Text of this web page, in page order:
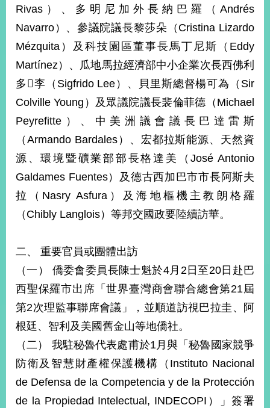
導
覽
於
本
新
聞
中
心
交
資
訊
國
與
區
國
際
播
府
資
訊
公
開
Rivas）、多明尼加外長納巴羅（Andrés
Navarro）、參議院議長黎莎朵（Cristina Lizardo
Mézquita）及科技園區董事長馬丁尼斯（Eddy
Martínez）、瓜地馬拉經濟部中小企業次長西佛利
多李（Sigfrido Lee）、貝里斯總督楊可為（Sir
Colville Young）及眾議院議長裴倫菲德（Michael
Peyrefitte）、中美洲議會議長巴達雷斯
（Armando Bardales）、宏都拉斯能源、天然資
源、環境暨礦業部部長格達美（José Antonio
Galdames Fuentes）及德古西加巴市市長阿斯夫
拉（Nasry Asfura）及海地樞機主教朗格羅
（Chibly Langlois）等邦交國政要陸續訪華。
二、 重要官員或團體出訪
（一） 僑委會委員長陳士魁於4月2日至20日赴巴
西聖保羅市出席「世界臺灣商會聯合總會第21屆
第2次理監事聯席會議」，並順道訪視巴拉圭、阿
根廷、智利及美國舊金山等地僑社。
（二） 我駐秘魯代表處甫於1月與「秘魯國家競爭
防衛及智慧財產權保護機構（Instituto Nacional
de Defensa de la Competencia y de la Protección
de la Propiedad Intelectual, INDECOPI）」簽署